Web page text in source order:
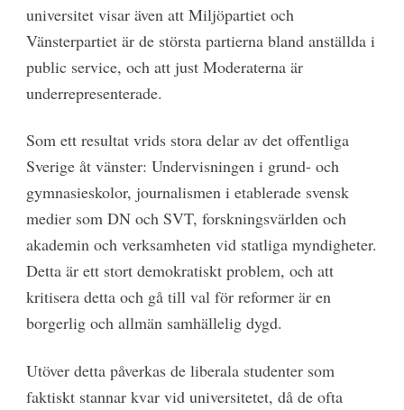
universitet visar även att Miljöpartiet och
Vänsterpartiet är de största partierna bland anställda i
public service, och att just Moderaterna är
underrepresenterade.
Som ett resultat vrids stora delar av det offentliga
Sverige åt vänster: Undervisningen i grund- och
gymnasieskolor, journalismen i etablerade svensk
medier som DN och SVT, forskningsvärlden och
akademin och verksamheten vid statliga myndigheter.
Detta är ett stort demokratiskt problem, och att
kritisera detta och gå till val för reformer är en
borgerlig och allmän samhällelig dygd.
Utöver detta påverkas de liberala studenter som
faktiskt stannar kvar vid universitetet, då de ofta